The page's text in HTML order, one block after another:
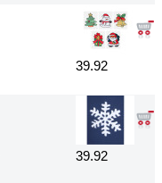
39.92
39.92